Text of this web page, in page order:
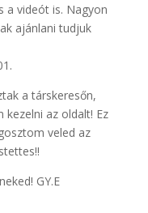
a videót is. Nagyon
ajánlani tudjuk
a társkeresőn,
az oldalt! Ez
veled az
GY.E